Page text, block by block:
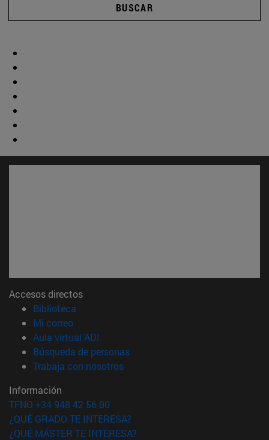
BUSCAR
Accesos directos
Biblioteca
Mi correo(abre en nueva ventana)
Aula virtual ADI
Búsqueda de personas(abre en nueva ventana)
Trabaja con nosotros(abre en nueva ventana)
Información
TFNO +34 948 42 56 00
¿QUÉ GRADO TE INTERESA?
¿QUÉ MÁSTER TE INTERESA?